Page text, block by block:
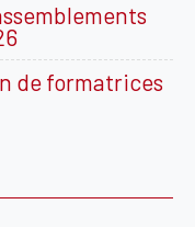
de formatrices